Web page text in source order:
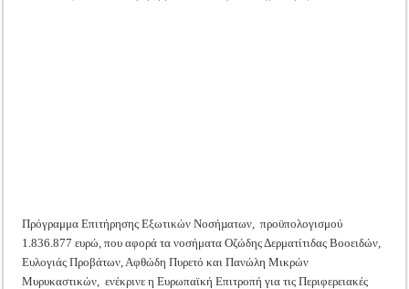
Πρόγραμμα Επιτήρησης Εξωτικών Νοσήµατων, προϋπολογισμού
1.836.877 ευρώ, που αφορά τα νοσήματα Οζώδης Δερματίτιδας Βοοειδών,
Ευλογιάς Προβάτων, Αφθώδη Πυρετό και Πανώλη Μικρών
Μυρυκαστικών, ενέκρινε η Ευρωπαϊκή Επιτροπή για τις Περιφερειακές